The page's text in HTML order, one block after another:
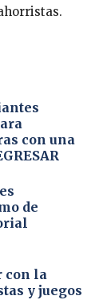
con una
de
con la
y juegos